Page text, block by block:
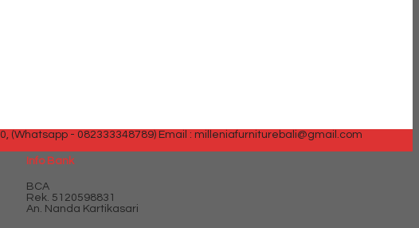
(Whatsapp - 082333348789) Email : milleniafurniturebali@gmail.com
Info Bank
BCA
Rek. 5120598831
An. Nanda Kartikasari